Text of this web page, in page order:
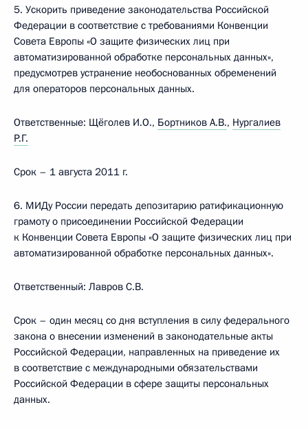
5. Ускорить приведение законодательства Российской
Федерации в соответствие с требованиями Конвенции
Совета Европы «О защите физических лиц при
автоматизированной обработке персональных данных»,
предусмотрев устранение необоснованных обременений
для операторов персональных данных.
Ответственные: Щёголев И.О., Бортников А.В., Нургалиев
Р.Г.
Срок – 1 августа 2011 г.
6. МИДу России передать депозитарию ратификационную
грамоту о присоединении Российской Федерации
к Конвенции Совета Европы «О защите физических лиц при
автоматизированной обработке персональных данных».
Ответственный: Лавров С.В.
Срок – один месяц со дня вступления в силу федерального
закона о внесении изменений в законодательные акты
Российской Федерации, направленных на приведение их
в соответствие с международными обязательствами
Российской Федерации в сфере защиты персональных
данных.